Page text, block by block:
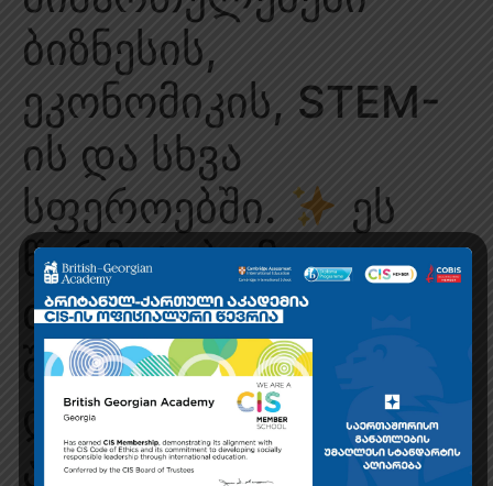
ბიზნესის,
ეკონომიკის, STEM-
ის და სხვა
სფეროებში.
ეს
წარმატება მათი
თავდაუზოგავი
შრომის შედეგია –
და ახლა ისინი
ახალი